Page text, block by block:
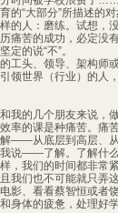
的“大部分”所描述的
的人：磨练。试想，
痛苦的成功，必定没
的说“不”。
头、领导、架构师
领世界（行业）的人
的几个朋友来说，
率的课是种痛苦。
——从底层到高层、从
我说——了解。了解什
我们的时间都非常
我们也不可能就只弄
影、看看蔡智恒或者
身体的疲惫，处理好